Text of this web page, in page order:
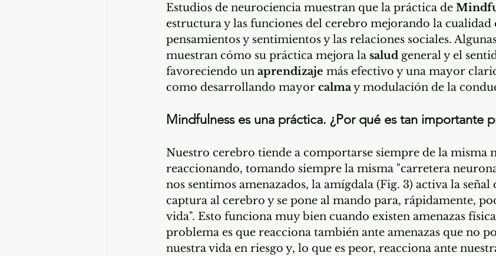
Estudios de neurociencia muestran que la práctica de
estructura y las funciones del cerebro mejorando la cualidad
pensamientos y sentimientos y las relaciones sociales.
muestran cómo su práctica mejora la salud general y el
favoreciendo un aprendizaje más efectivo y una mayor
como desarrollando mayor calma y modulación de la
Mindfulness es una práctica. ¿Por qué es tan importante
Nuestro cerebro tiende a comportarse siempre de la misma
reaccionando, tomando siempre la misma "carretera
nos sentimos amenazados, la amígdala (Fig. 3) activa la señal
captura al cerebro y se pone al mando para, rápidamente,
vida". Esto funciona muy bien cuando existen amenazas
problema es que reacciona también ante amenazas que no
nuestra vida en riesgo y, lo que es peor, reacciona ante